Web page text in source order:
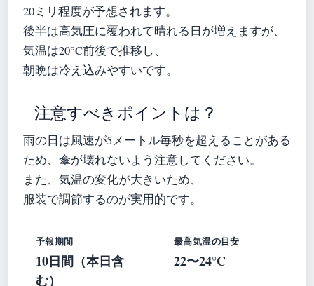
20ミリ程度が予想されます。
後半は高気圧に覆われて晴れる日が増えますが、
気温は20°C前後で推移し、
朝晩は冷え込みやすいです。
注意すべきポイントは？
雨の日は風速が5メートル毎秒を超えることがある
ため、傘が壊れないよう注意してください。
また、気温の変化が大きいため、
服装で調節するのが実用的です。
予報期間
10日間（本日含
む）
最高気温の目安
22〜24°C